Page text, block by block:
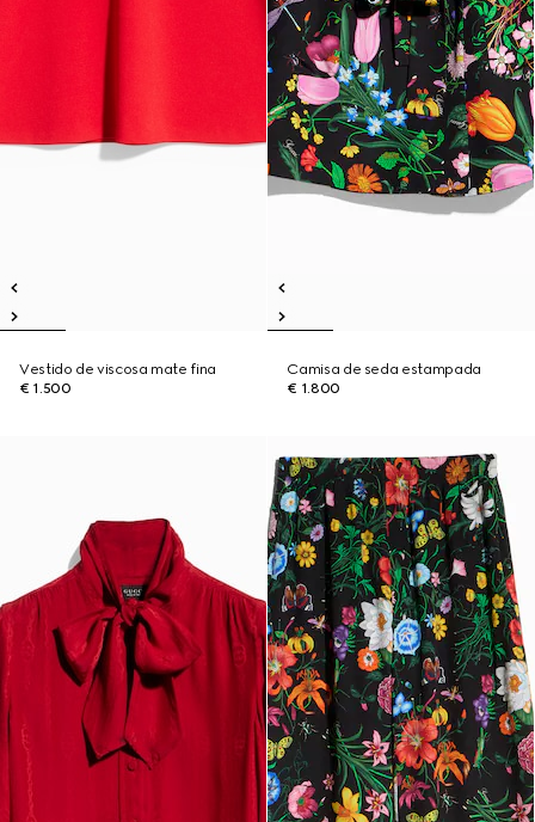
Vestido de viscosa mate fina
€ 1.500
Camisa de seda estampada
€ 1.800